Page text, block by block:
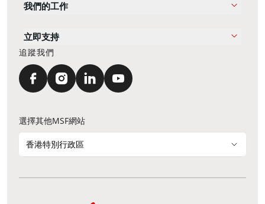
我們的工作
立即支持
追蹤我們
選擇其他MSF網站
香港特別行政區